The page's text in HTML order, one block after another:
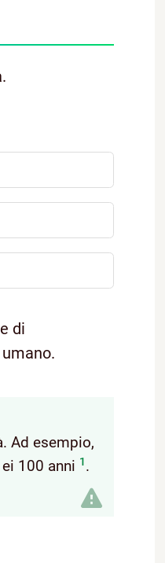
.
di
Ad esempio,
100 anni 1.